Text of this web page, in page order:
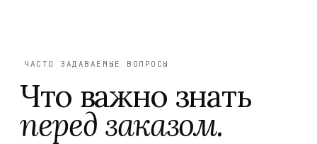
ЧАСТО ЗАДАВАЕМЫЕ ВОПРОСЫ
Что важно знать
перед заказом.